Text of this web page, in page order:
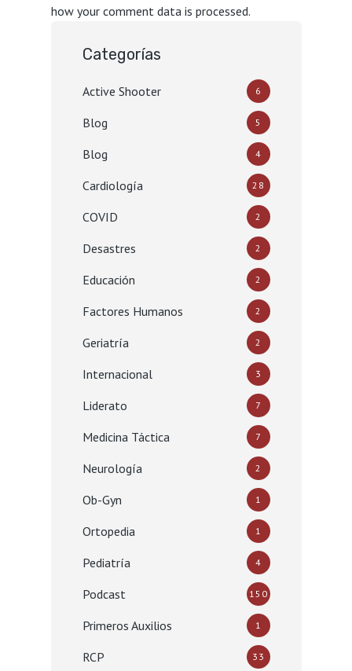
how your comment data is processed.
Categorías
Active Shooter 6
Blog 5
Blog 4
Cardiología 28
COVID 2
Desastres 2
Educación 2
Factores Humanos 2
Geriatría 2
Internacional 3
Liderato 7
Medicina Táctica 7
Neurología 2
Ob-Gyn 1
Ortopedia 1
Pediatría 4
Podcast 150
Primeros Auxilios 1
RCP 33